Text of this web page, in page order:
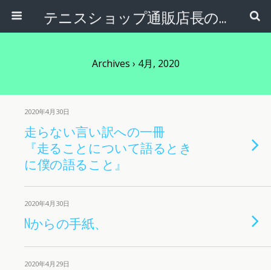
テニスショップ通販店長のブログ＠テニスショップLAFINO 西山克久
Archives › 4月, 2020
2020年4月30日
走らない言い訳への一冊
『走ることについて語るとき
に僕の語ること』
2020年4月30日
Nからの手紙、
2020年4月29日